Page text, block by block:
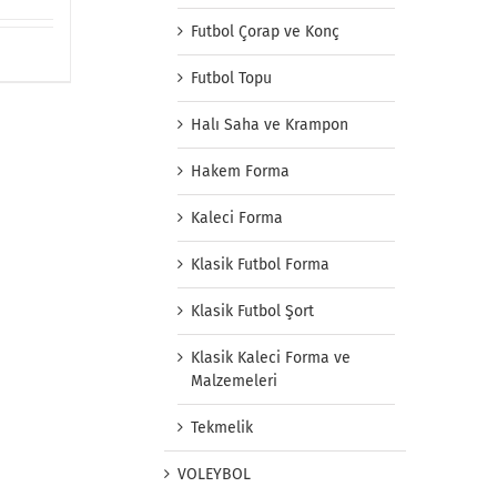
Futbol Çorap ve Konç
Futbol Topu
Halı Saha ve Krampon
Hakem Forma
Kaleci Forma
Klasik Futbol Forma
Klasik Futbol Şort
Klasik Kaleci Forma ve
Malzemeleri
Tekmelik
VOLEYBOL